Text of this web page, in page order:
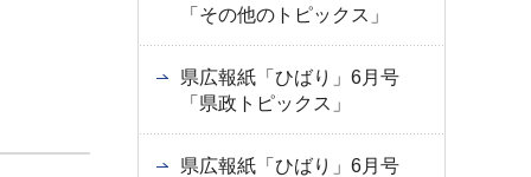
「その他のトピックス」
県広報紙「ひばり」6月号
「県政トピックス」
県広報紙「ひばり」6月号